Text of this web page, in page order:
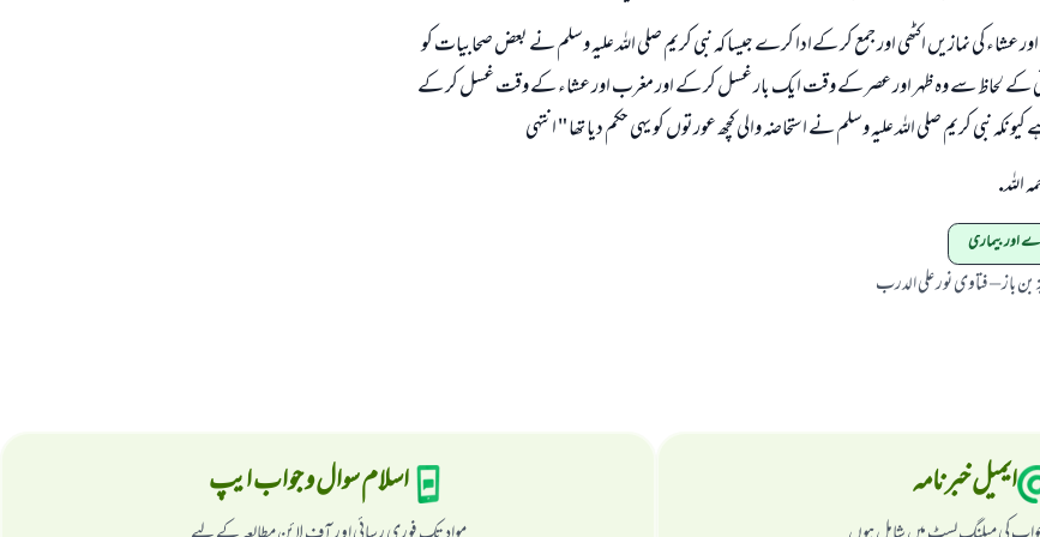
عشاء كى نمازيں اكٹھى اور جمع كر كےادا كرے جيسا كہ نبى كريم صلى اللہ عليہ وسلم نے بعض صحابيات كو
كے لحاظ سے وہ ظہر اور عصر كے وقت ايك بار غسل كر كے اور مغرب اور عشاء كے وقت غسل كر كے
نبى كريم صلى اللہ عليہ وسلم نے استحاضہ والى كچھ عورتوں كو يہى حكم ديا تھا " انتہى
اللہ.
اور بیماری
بن باز – فتاوی نور علی الدرب
ایمیل خبرنامہ اسلام سوال و جواب ایپ